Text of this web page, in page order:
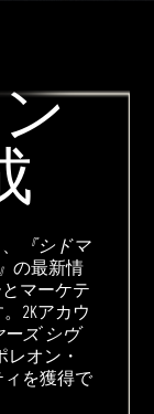
『シドマ
の最新情
マーケテ
2Kアカウ
ーズ シヴ
レオン・
を獲得で